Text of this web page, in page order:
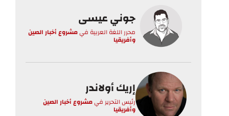
جوني عيسى
محرر اللغة العربية فيمشروع أخبار الصين
وأفريقيا
إريك أولاندر
رئيس التحرير فيمشروع أخبار الصين
وأفريقيا